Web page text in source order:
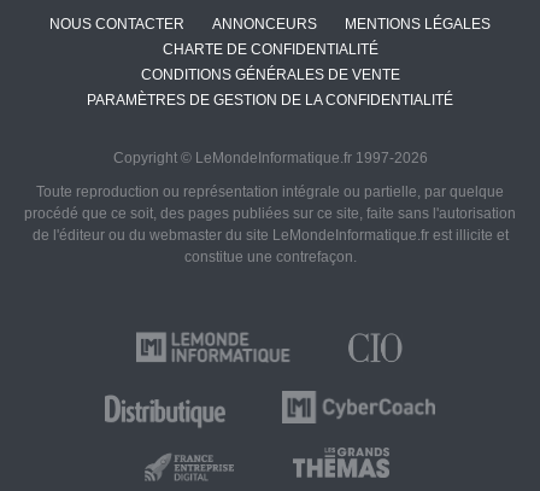
NOUS CONTACTER ANNONCEURS
MENTIONS LÉGALES
CHARTE DE CONFIDENTIALITÉ
CONDITIONS GÉNÉRALES DE VENTE
PARAMÈTRES DE GESTION DE LA CONFIDENTIALITÉ
Copyright © LeMondeInformatique.fr 1997-2026
Toute reproduction ou représentation intégrale ou partielle, par quelque
procédé que ce soit, des pages publiées sur ce site, faite sans l'autorisation
de l'éditeur ou du webmaster du site LeMondeInformatique.fr est illicite et
constitue une contrefaçon.